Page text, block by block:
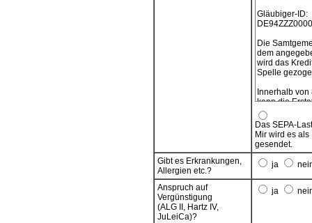
Gläubiger-ID:
Die
dem
wird das
Spelle
Innerhalb
kann die
verlangt
vereinbarten
Das SEPA-
Anmeldung.
Wenn das
seitens des
Einlösung.
Das SEPA-
Mir wird es
gesendet.
Gibt es Erkrankungen,
Allergien etc.?
ja
Anspruch auf
Vergünstigung
(ALG II, Hartz IV,
JuLeiCa)?
ja